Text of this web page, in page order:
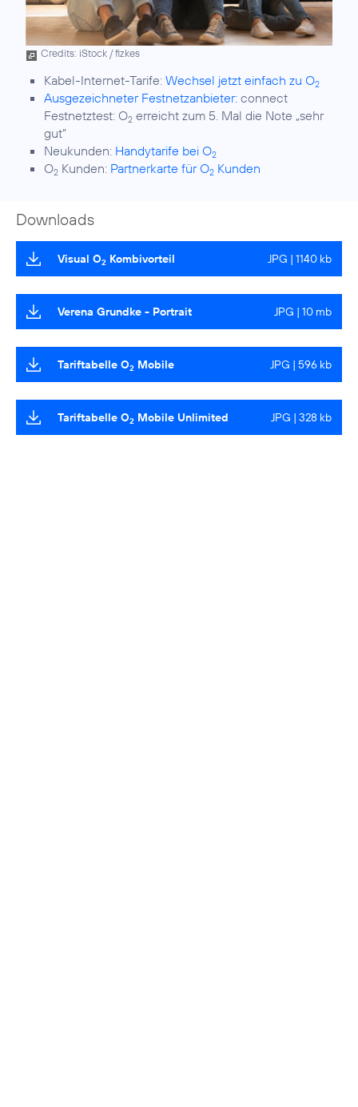
Credits: iStock / fizkes
Kabel-Internet-Tarife: Wechsel jetzt einfach zu O2
Ausgezeichneter Festnetzanbieter: connect
Festnetztest: O2 erreicht zum 5. Mal die Note „sehr
gut“
Neukunden: Handytarife bei O2
O2 Kunden: Partnerkarte für O2 Kunden
Downloads
Visual O2 Kombivorteil JPG | 1140 kb
Verena Grundke - Portrait JPG | 10 mb
Tariftabelle O2 Mobile JPG | 596 kb
Tariftabelle O2 Mobile Unlimited JPG | 328 kb